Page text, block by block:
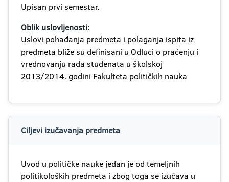
Upisan prvi semestar.
Oblik uslovljenosti:
Uslovi pohađanja predmeta i polaganja ispita iz
predmeta bliže su definisani u Odluci o praćenju i
vrednovanju rada studenata u školskoj
2013/2014. godini Fakulteta političkih nauka
Ciljevi izučavanja predmeta
Uvod u političke nauke jedan je od temeljnih
politikoloških predmeta i zbog toga se izučava u